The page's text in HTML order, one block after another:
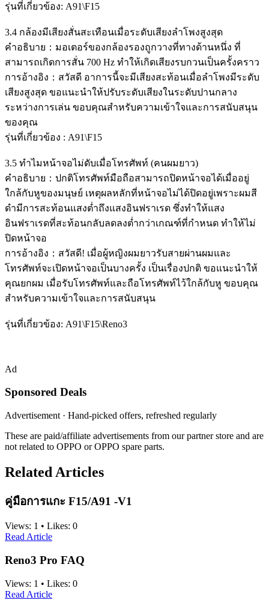
รุ่นที่เกี่ยวข้อง: A91\F15
3.4 กล้องมีเสียงสั่นสะเทือนเมื่อระดับเสียงลำโพงสูงสุด
คำอธิบาย：มอเตอร์ของกล้องรองถูกวางที่ทางด้านหนึ่ง ที่
สามารถเกิดการสั่น 700 Hz ทำให้เกิดเสียงรบกวนเป็นครั้งคราว
การอ้างอิง：สวัสดี อาการนี้จะมีเสียงสะท้อนเมื่อลำโพงมีระดับ
เสียงสูงสุด ขอแนะนำให้ปรับระดับเสียงในระดับปานกลาง
ระหว่างการเล่น ขอบคุณสำหรับความเข้าใจและการสนับสนุน
ของคุณ
รุ่นที่เกี่ยวข้อง : A91\F15
3.5 ทำไมหน้าจอไม่ดับเมื่อโทรศัพท์ (คนผมยาว)
คำอธิบาย：ปกติโทรศัพท์มือถือสามารถปิดหน้าจอได้เมื่ออยู่
ใกล้กับหูของมนุษย์ เหตุผลหลักที่หน้าจอไม่ได้ปิดอยู่เพราะผมสี
ดำมีการสะท้อนแสงต่ำถึงแสงอินฟราเรด ซึ่งทำให้แสง
อินฟราเรดที่สะท้อนกลับลดลงต่ำกว่าเกณฑ์ที่กำหนด ทำให้ไม่
ปิดหน้าจอ
การอ้างอิง：สวัสดี! เมื่อผู้หญิงผมยาวรับสายผ่านผมและ
โทรศัพท์จะเปิดหน้าจอเป็นบางครั้ง เป็นเรื่องปกติ ขอแนะนำให้
คุณยกผม เมื่อรับโทรศัพท์และถือโทรศัพท์ไว้ใกล้กับหู ขอบคุณ
สำหรับความเข้าใจและการสนับสนุน
รุ่นที่เกี่ยวข้อง: A91\F15\Reno3
Ad
Sponsored Deals
Advertisement · Hand-picked offers, refreshed regularly
These are paid/affiliate advertisements from our partner store and are
not related to OPPO or OPPO spare parts.
Related Articles
คู่มือการแกะ F15/A91 -V1
Views: 1 • Likes: 0
Read Article
Reno3 Pro FAQ
Views: 1 • Likes: 0
Read Article